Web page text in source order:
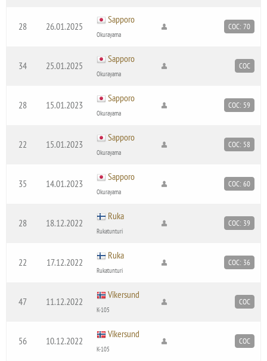
28 26.01.2025
Sapporo
Okurayama
COC: 70
34 25.01.2025
Sapporo
Okurayama
COC
28 15.01.2023
Sapporo
Okurayama
COC: 59
22 15.01.2023
Sapporo
Okurayama
COC: 58
35 14.01.2023
Sapporo
Okurayama
COC: 60
28 18.12.2022
Ruka
Rukatunturi
COC: 39
22 17.12.2022
Ruka
Rukatunturi
COC: 36
47 11.12.2022
Vikersund
K-105
COC
56 10.12.2022
Vikersund
K-105
COC